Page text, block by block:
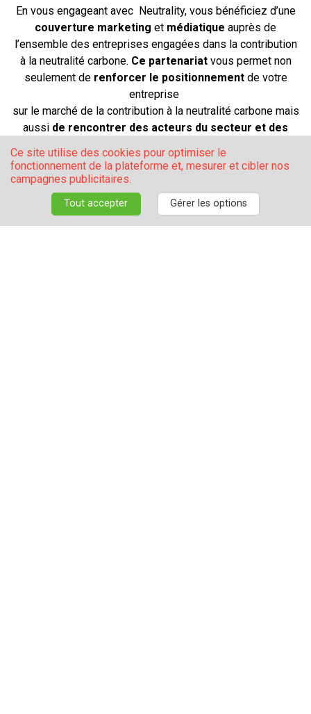
En vous engageant avec Neutrality, vous bénéficiez d’une
couverture marketing et médiatique auprès de
l’ensemble des entreprises engagées dans la contribution
à la neutralité carbone. Ce partenariatvous permet non
seulement de renforcer le positionnementde votre
entreprise
sur le marché de la contribution à la neutralité carbone mais
aussi de rencontrer des acteurs du secteur et des
dans la même démarche que vous pour ainsi créer des
devenir partenaire de Neutrality , contactez-nous
pare-mailou par téléphone : +33 (0)6 03 46 13 88.
Ce site utilise des cookies pour optimiser le
fonctionnement de la plateforme et, mesurer et cibler nos
campagnes publicitaires.
Tout accepter Gérer les options